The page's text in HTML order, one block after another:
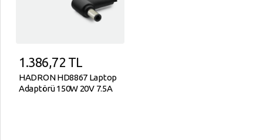
1.386,72 TL
HADRON HD8867 Laptop
Adaptörü 150W 20V 7.5A